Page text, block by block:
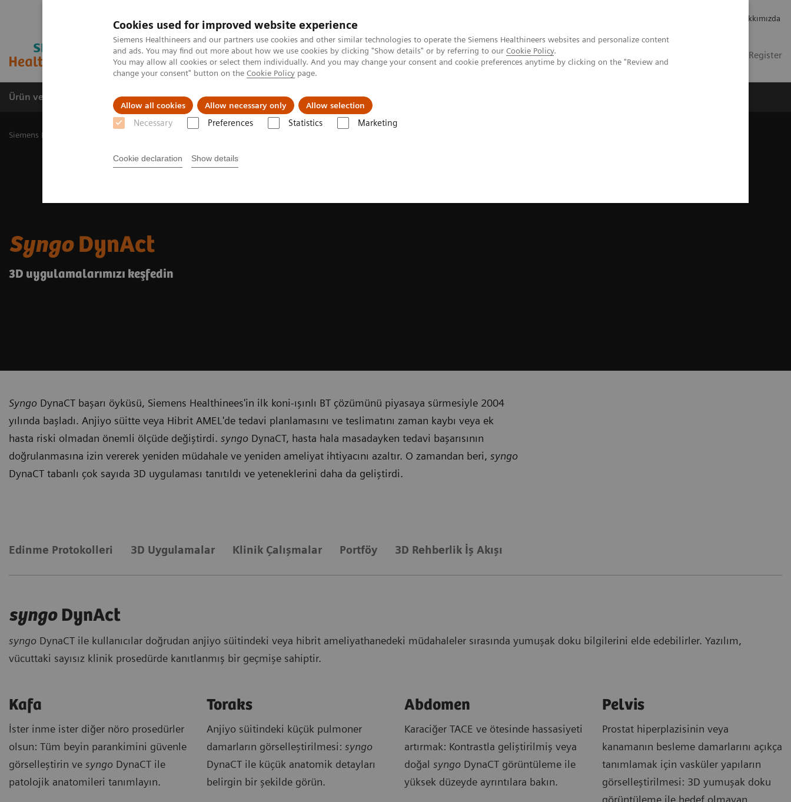
Cookies used for improved website experience
Siemens Healthineers and our partners use cookies and other similar technologies to operate the Siemens Healthineers websites and personalize content
and ads. You may find out more about how we use cookies by clicking "Show details" or by referring to our Cookie Policy.
You may allow all cookies or select them individually. And you may change your consent and cookie preferences anytime by clicking on the "Review and
change your consent" button on the Cookie Policy page.
Allow all cookies Allow necessary only Allow selection
Necessary Preferences Statistics Marketing
Cookie declaration Show details
Hakkımızda
Login / Register
Ürün ve Hizmetler Öne Çıkanlar Sağlık Hizmetlerinde Karşılaşılan Zorluklar ve Çözüm Yolları
Siemens Healthineers Türkiye
SyngoDynAct
3D uygulamalarımızı keşfedin
Syngo DynaCT başarı öyküsü, Siemens Healthinees'in ilk koni-ışınlı BT çözümünü piyasaya sürmesiyle 2004
yılında başladı. Anjiyo süitte veya Hibrit AMEL'de tedavi planlamasını ve teslimatını zaman kaybı veya ek
hasta riski olmadan önemli ölçüde değiştirdi. syngo DynaCT, hasta hala masadayken tedavi başarısının
doğrulanmasına izin vererek yeniden müdahale ve yeniden ameliyat ihtiyacını azaltır. O zamandan beri, syngo
DynaCT tabanlı çok sayıda 3D uygulaması tanıtıldı ve yeteneklerini daha da geliştirdi.
Edinme Protokolleri 3D Uygulamalar Klinik Çalışmalar Portföy 3D Rehberlik İş Akışı
syngoDynAct
syngo DynaCT ile kullanıcılar doğrudan anjiyo süitindeki veya hibrit ameliyathanedeki müdahaleler sırasında yumuşak doku bilgilerini elde edebilirler. Yazılım,
vücuttaki sayısız klinik prosedürde kanıtlanmış bir geçmişe sahiptir.
Kafa
İster inme ister diğer nöro prosedürler
olsun: Tüm beyin parankimini güvenle
görselleştirin ve syngo DynaCT ile
patolojik anatomileri tanımlayın.
Toraks
Anjiyo süitindeki küçük pulmoner
damarların görselleştirilmesi: syngo
DynaCT ile küçük anatomik detayları
belirgin bir şekilde görün.
Abdomen
Karaciğer TACE ve ötesinde hassasiyeti
artırmak: Kontrastla geliştirilmiş veya
doğal syngo DynaCT görüntüleme ile
yüksek düzeyde ayrıntılara bakın.
Pelvis
Prostat hiperplazisinin veya
kanamanın besleme damarlarını açıkça
tanımlamak için vasküler yapıların
görselleştirilmesi: 3D yumuşak doku
görüntüleme ile hedef olmayan